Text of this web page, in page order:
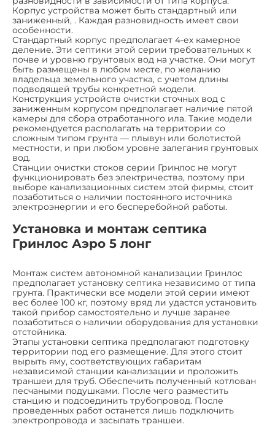
Корпус устройства может быть стандартный или
заниженный, . Каждая разновидность имеет свои
особенности.
Стандартный корпус предполагает 4-ех камерное
деление. Эти септики этой серии требовательных к
почве и уровню грунтовых вод на участке. Они могут
быть размещены в любом месте, по желанию
владельца земельного участка, с учетом длины
подводящей трубы конкретной модели.
Конструкция устройств очистки сточных вод с
заниженным корпусом предполагает наличие пятой
камеры для сбора отработанного ила. Такие модели
рекомендуется располагать на территории со
сложным типом грунта — плывун или болотистой
местности, и при любом уровне залегания грунтовых
вод.
Станции очистки стоков серии Гринлос не могут
функционировать без электричества, поэтому при
выборе канализационных систем этой фирмы, стоит
позаботиться о наличии постоянного источника
электроэнергии и его бесперебойной работы.
Установка и монтаж септика
Гринлос Аэро 5 лонг
Монтаж систем автономной канализации Гринлос
предполагает установку септика независимо от типа
грунта. Практически все модели этой серии имеют
вес более 100 кг, поэтому вряд ли удастся установить
такой прибор самостоятельно и лучше заранее
позаботиться о наличии оборудования для установки
отстойника.
Этапы установки септика предполагают подготовку
территории под его размещение. Для этого стоит
вырыть яму, соответствующих габаритам
независимой станции канализации и проложить
траншеи для труб. Обеспечить полученный котлован
песчаными подушками. После чего разместить
станцию и подсоединить трубопровод. После
проведенных работ останется лишь подключить
электропровода и засыпать траншеи.